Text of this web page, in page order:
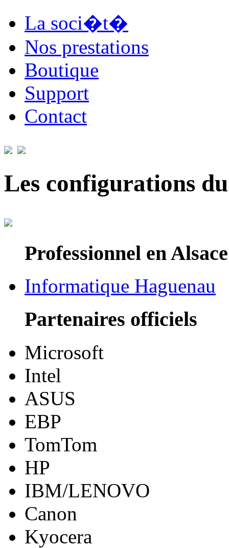
La soci�t�
Nos prestations
Boutique
Support
Contact
Les configurations
Professionnel en Alsace
Informatique Haguenau
Partenaires officiels
Microsoft
Intel
ASUS
EBP
TomTom
HP
IBM/LENOVO
Canon
Kyocera